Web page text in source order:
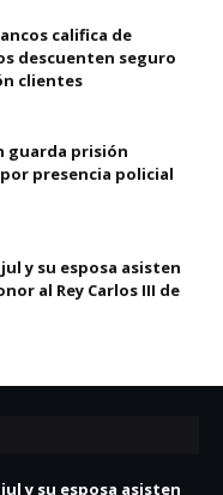
califica de
descuenten seguro
clientes
guarda prisión
presencia policial
y su esposa asisten
al Rey Carlos III de
y su esposa asisten